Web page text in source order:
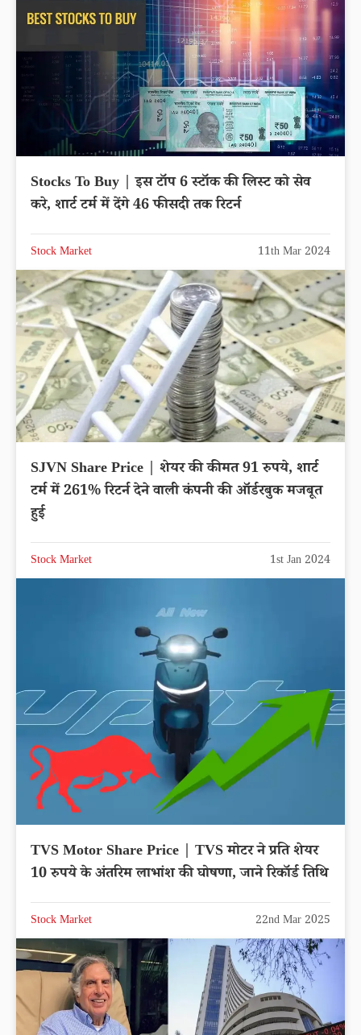
Stocks To Buy | इस टॉप 6 स्टॉक की लिस्ट को सेव
करे, शार्ट टर्म में देंगे 46 फीसदी तक रिटर्न
Stock Market 11th Mar 2024
SJVN Share Price | शेयर की कीमत 91 रुपये, शार्ट
टर्म में 261% रिटर्न देने वाली कंपनी की ऑर्डरबुक मजबूत
हुई
Stock Market 1st Jan 2024
TVS Motor Share Price | TVS मोटर ने प्रति शेयर
10 रुपये के अंतरिम लाभांश की घोषणा, जाने रिकॉर्ड तिथि
Stock Market 22nd Mar 2025